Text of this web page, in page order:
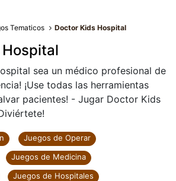
Tematicos Doctor Kids Hospital
sea un médico profesional de
¡Use todas las herramientas
pacientes! - Jugar Doctor Kids
Juegos de Operar
Juegos de Medicina
Juegos de Hospitales